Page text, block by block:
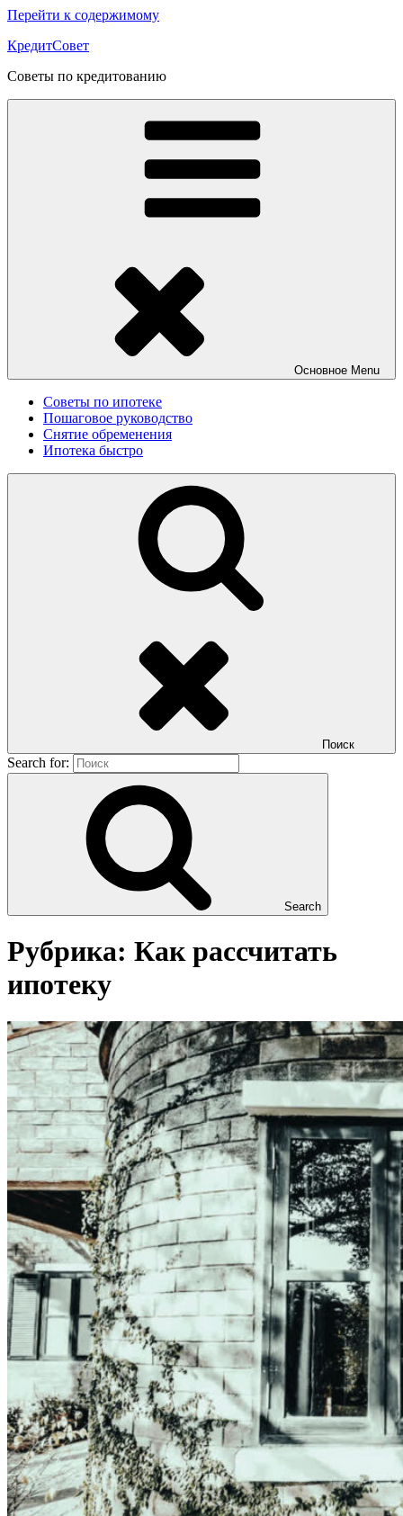
Перейти к содержимому
КредитСовет
Советы по кредитованию
Основное Menu
Советы по ипотеке
Пошаговое руководство
Снятие обременения
Ипотека быстро
Поиск
Search for:
Search
Рубрика: Как рассчитать
ипотеку